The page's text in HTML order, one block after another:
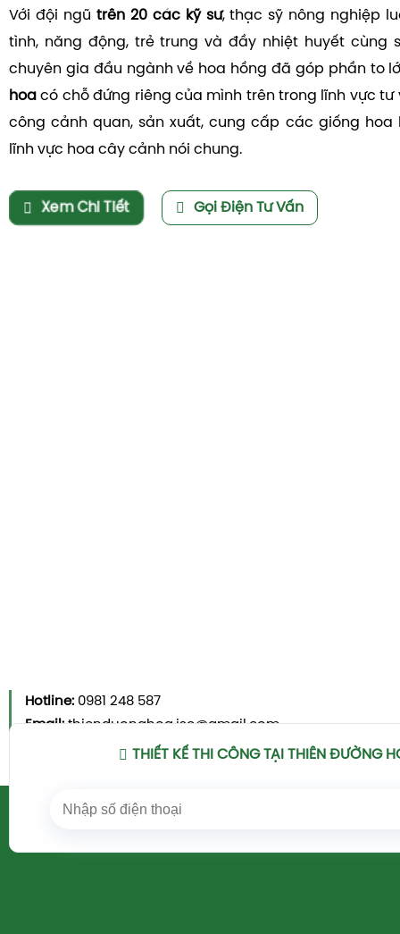
Với đội ngũ trên 20 các kỹ sư, thạc sỹ nông nghiệp
tình, năng động, trẻ trung và đầy nhiệt huyết cùng
chuyên gia đầu ngành về hoa hồng đã góp phần to
hoa có chỗ đứng riêng của mình trên trong lĩnh vực tư
công cảnh quan, sản xuất, cung cấp các giống hoa
lĩnh vực hoa cây cảnh nói chung.
Xem Chi Tiết Gọi Điện Tư Vấn
Hotline: 0981 248 587
Email:thienduonghoa.jsc@gmail.com
THIẾT KẾ THI CÔNG TẠI THIÊN ĐƯỜNG